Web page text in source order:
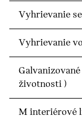
Vyhrievanie
Vyhrievanie
životnosti )
M interiérové